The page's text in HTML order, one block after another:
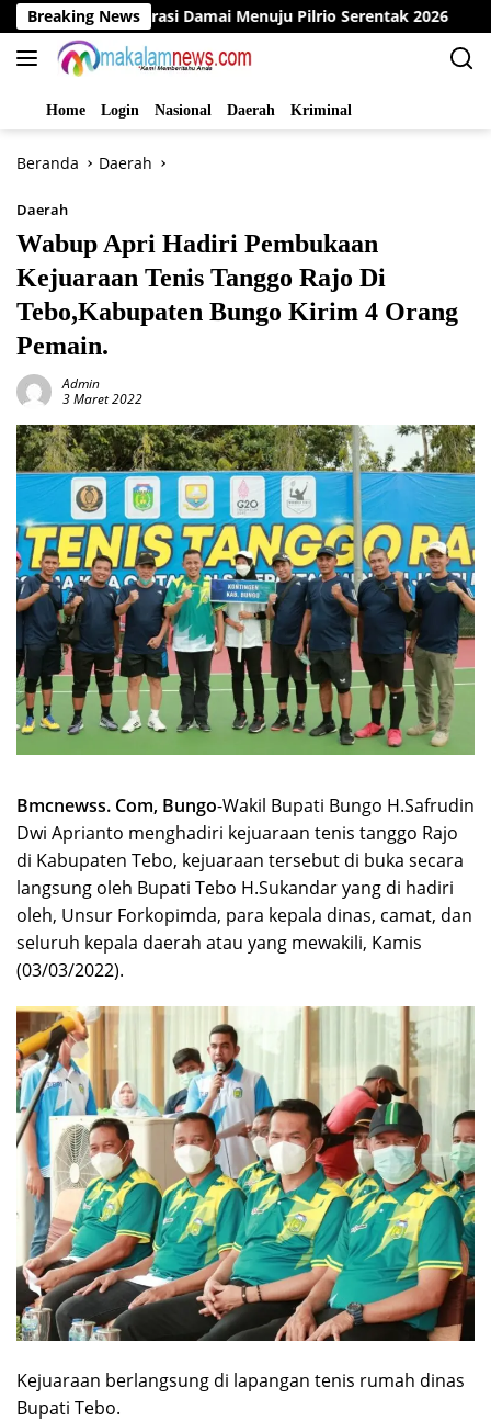
Langsung
ke
konten
Breaking News
Damai Menuju Pilrio Serentak 2026 Dinas
Home Login Nasional Daerah Kriminal
Beranda Daerah
Daerah
Wabup Apri Hadiri Pembukaan
Kejuaraan Tenis Tanggo Rajo Di
Tebo,Kabupaten Bungo Kirim 4 Orang
Pemain.
Admin
3 Maret 2022
Bmcnewss. Com, Bungo-Wakil Bupati Bungo H.Safrudin
Dwi Aprianto menghadiri kejuaraan tenis tanggo Rajo
di Kabupaten Tebo, kejuaraan tersebut di buka secara
langsung oleh Bupati Tebo H.Sukandar yang di hadiri
oleh, Unsur Forkopimda, para kepala dinas, camat, dan
seluruh kepala daerah atau yang mewakili, Kamis
(03/03/2022).
Kejuaraan berlangsung di lapangan tenis rumah dinas
Bupati Tebo.